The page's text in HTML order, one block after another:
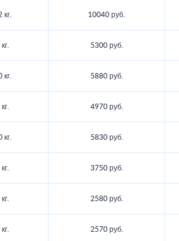
кг. 10040 руб.
5300 руб.
кг. 5880 руб.
4970 руб.
кг. 5830 руб.
3750 руб.
2580 руб.
2570 руб.